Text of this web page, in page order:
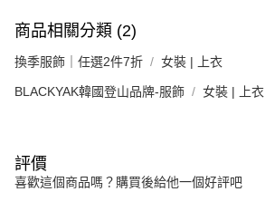
商品相關分類 (2)
換季服飾｜任選2件7折 女裝 | 上衣
BLACKYAK韓國登山品牌-服飾 女裝 | 上衣
評價
喜歡這個商品嗎？購買後給他一個好評吧